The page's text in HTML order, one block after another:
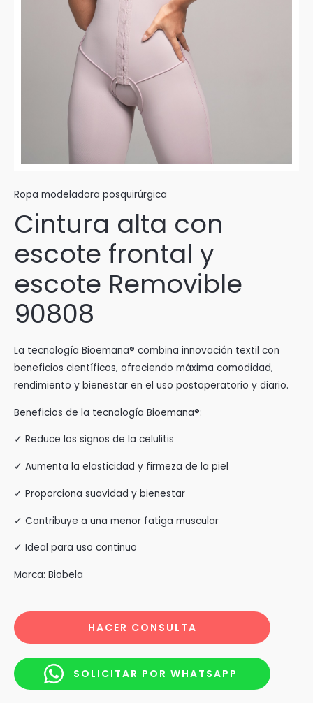
Ropa modeladora posquirúrgica
Cintura alta con
escote frontal y
escote Removible
90808
La tecnología Bioemana® combina innovación textil con
beneficios científicos, ofreciendo máxima comodidad,
rendimiento y bienestar en el uso postoperatorio y diario.
Beneficios de la tecnología Bioemana®:
✓ Reduce los signos de la celulitis
✓ Aumenta la elasticidad y firmeza de la piel
✓ Proporciona suavidad y bienestar
✓ Contribuye a una menor fatiga muscular
✓ Ideal para uso continuo
Marca: Biobela
HACER CONSULTA
SOLICITAR POR WHATSAPP